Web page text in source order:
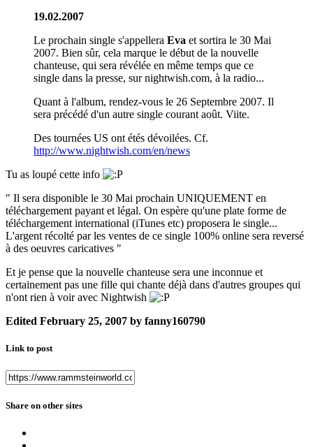
19.02.2007
Le prochain single s'appellera Eva et sortira le 30 Mai
2007. Bien sûr, cela marque le début de la nouvelle
chanteuse, qui sera révélée en même temps que ce
single dans la presse, sur nightwish.com, à la radio...
Quant à l'album, rendez-vous le 26 Septembre 2007. Il
sera précédé d'un autre single courant août. Viite.
Des tournées US ont étés dévoilées. Cf.
http://www.nightwish.com/en/news
Tu as loupé cette info
" Il sera disponible le 30 Mai prochain UNIQUEMENT en
téléchargement payant et légal. On espère qu'une plate forme de
téléchargement international (iTunes etc) proposera le single...
L'argent récolté par les ventes de ce single 100% online sera reversé
à des oeuvres caricatives "
Et je pense que la nouvelle chanteuse sera une inconnue et
certainement pas une fille qui chante déjà dans d'autres groupes qui
n'ont rien à voir avec Nightwish
Edited February 25, 2007 by fanny160790
Link to post
Share on other sites